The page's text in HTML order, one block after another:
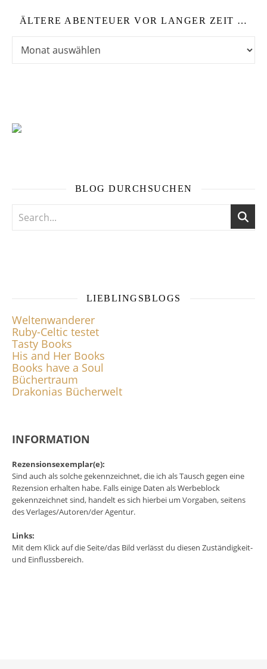
ÄLTERE ABENTEUER VOR LANGER ZEIT …
BLOG DURCHSUCHEN
LIEBLINGSBLOGS
Weltenwanderer
Ruby-Celtic testet
Tasty Books
His and Her Books
Books have a Soul
Büchertraum
Drakonias Bücherwelt
INFORMATION
Rezensionsexemplar(e):
Sind auch als solche gekennzeichnet, die ich als Tausch gegen eine
Rezension erhalten habe. Falls einige Daten als Werbeblock
gekennzeichnet sind, handelt es sich hierbei um Vorgaben, seitens
des Verlages/Autoren/der Agentur.
Links:
Mit dem Klick auf die Seite/das Bild verlässt du diesen Zuständigkeit-
und Einflussbereich.